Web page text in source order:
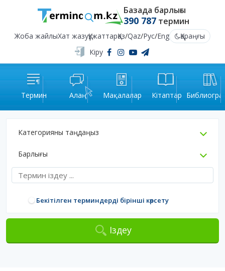
Базада барлығы
390 787термин
Жоба жайлыХат жазуҚұжаттарҚаз/Qaz/Рус/Eng
Қараңғы
Кіру
Термин Алаң Мақалалар Кітаптар
Категорияны таңдаңыз
Барлығы
Бекітілген терминдерді бірінші көрсету
Іздеу